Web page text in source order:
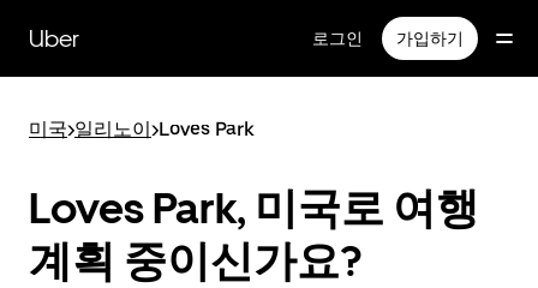
Uber 로그인 가입하기
미국>일리노이>Loves Park
Loves Park, 미국로 여행
계획 중이신가요?